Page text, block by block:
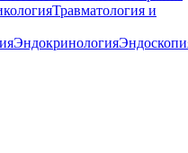
Травматология и
Эндокринология